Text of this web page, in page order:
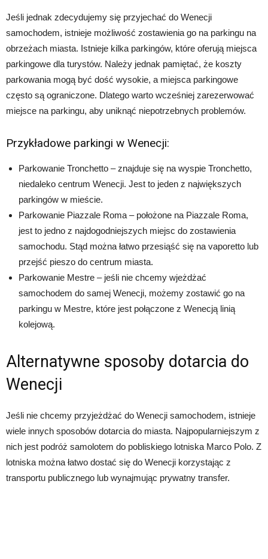
Jeśli jednak zdecydujemy się przyjechać do Wenecji
samochodem, istnieje możliwość zostawienia go na parkingu na
obrzeżach miasta. Istnieje kilka parkingów, które oferują miejsca
parkingowe dla turystów. Należy jednak pamiętać, że koszty
parkowania mogą być dość wysokie, a miejsca parkingowe
często są ograniczone. Dlatego warto wcześniej zarezerwować
miejsce na parkingu, aby uniknąć niepotrzebnych problemów.
Przykładowe parkingi w Wenecji:
Parkowanie Tronchetto – znajduje się na wyspie Tronchetto,
niedaleko centrum Wenecji. Jest to jeden z największych
parkingów w mieście.
Parkowanie Piazzale Roma – położone na Piazzale Roma,
jest to jedno z najdogodniejszych miejsc do zostawienia
samochodu. Stąd można łatwo przesiąść się na vaporetto lub
przejść pieszo do centrum miasta.
Parkowanie Mestre – jeśli nie chcemy wjeżdżać
samochodem do samej Wenecji, możemy zostawić go na
parkingu w Mestre, które jest połączone z Wenecją linią
kolejową.
Alternatywne sposoby dotarcia do
Wenecji
Jeśli nie chcemy przyjeżdżać do Wenecji samochodem, istnieje
wiele innych sposobów dotarcia do miasta. Najpopularniejszym z
nich jest podróż samolotem do pobliskiego lotniska Marco Polo. Z
lotniska można łatwo dostać się do Wenecji korzystając z
transportu publicznego lub wynajmując prywatny transfer.